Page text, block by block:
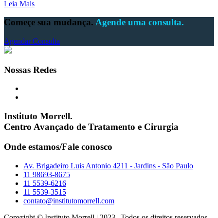
Leia Mais
Começe sua mudança. Agende uma consulta.
Agendar Consulta
Nossas Redes
Instituto Morrell.
Centro Avançado de Tratamento e Cirurgia
Onde estamos/Fale conosco
Av. Brigadeiro Luis Antonio 4211 - Jardins - São Paulo
11 98693-8675
11 5539-6216
11 5539-3515
contato@institutomorrell.com